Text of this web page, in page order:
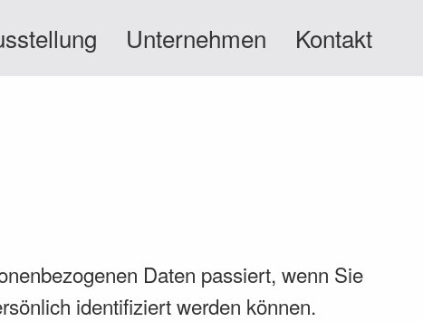
Unternehmen Kontakt
Daten passiert, wenn Sie
identifiziert werden können.